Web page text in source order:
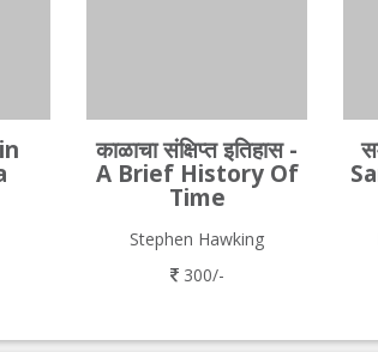
काळाचा संक्षिप्त इतिहास -
A Brief History Of
Time
Stephen Hawking
300/-